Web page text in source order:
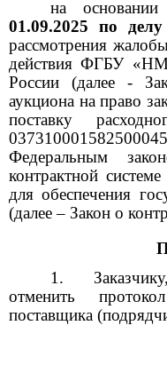
на
01.09.2025по делу
рассмотрения
действия ФГБУ
России (далее -
аукциона на право
поставку
Федеральным
контрактной
для обеспечения
(далее– Закон о
отменить
поставщика